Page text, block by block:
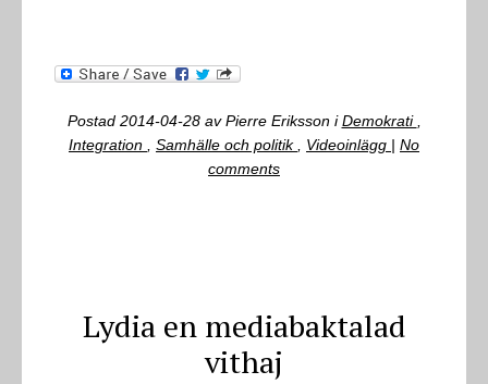
Postad 2014-04-28 avPierre Eriksson iDemokrati
Integration
Samhälle och politik Videoinlägg | No
comments
Lydia en mediabaktalad
vithaj